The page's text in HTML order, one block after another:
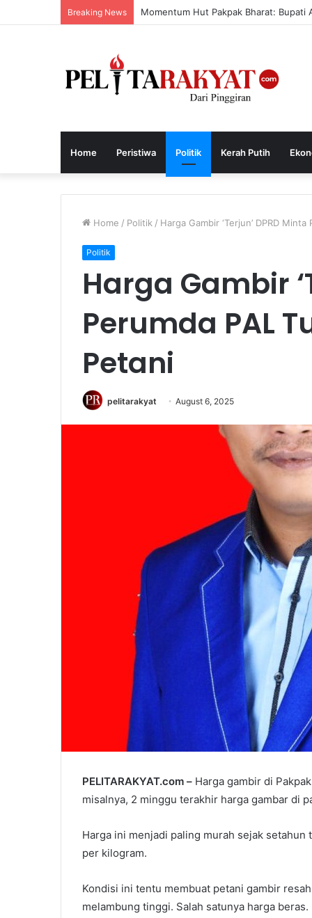
Breaking News Momentum Hut Pakpak Bharat: Bupati
Home Peristiwa Politik Kerah Putih
Home / Politik / Harga Gambir ‘Terjun’ DPRD
Politik
Harga Gambir
Perumda PAL
Petani
pelitarakyat August 6, 2025
PELITARAKYAT.com – Harga gambir di
misalnya, 2 minggu terakhir harga gambar di
Harga ini menjadi paling murah sejak
per kilogram.
Kondisi ini tentu membuat petani gambir
melambung tinggi. Salah satunya harga beras.